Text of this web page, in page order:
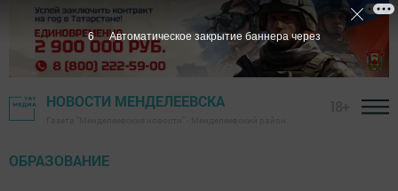
НОВОСТИ МЕНДЕЛЕЕВСКА
ОБРАЗОВАНИЕ
5 Автоматическое закрытие баннера через